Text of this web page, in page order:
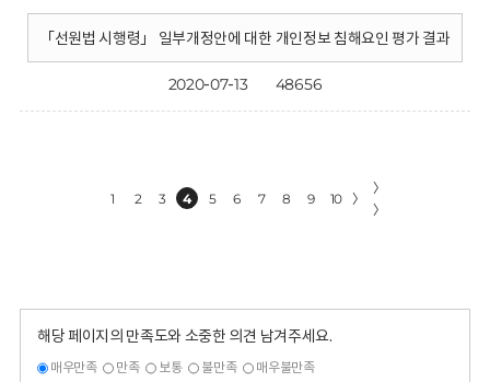
「선원법 시행령」 일부개정안에 대한 개인정보 침해요인 평가 결과
2020-07-13 48656
1 2 3 4 5 6 7 8 9 10 〉
〉
〉
해당 페이지의 만족도와 소중한 의견 남겨주세요.
매우만족 만족 보통 불만족 매우불만족